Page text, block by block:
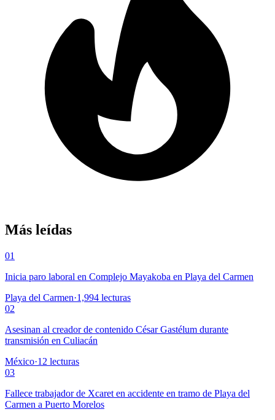
Más leídas
01
Inicia paro laboral en Complejo Mayakoba en Playa del Carmen
Playa del Carmen·1,994 lecturas
02
Asesinan al creador de contenido César Gastélum durante
transmisión en Culiacán
México·12 lecturas
03
Fallece trabajador de Xcaret en accidente en tramo de Playa del
Carmen a Puerto Morelos